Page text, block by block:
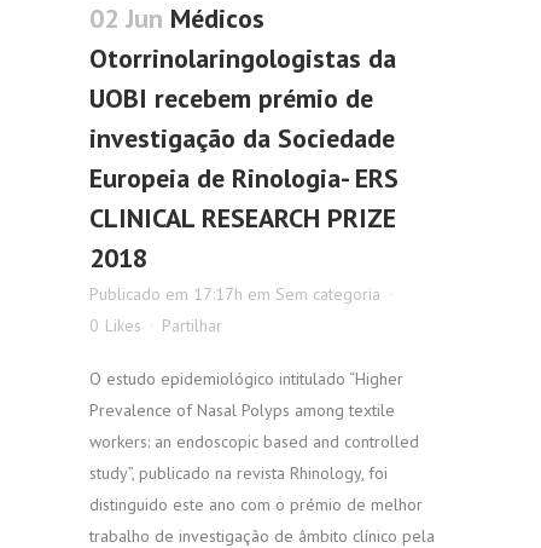
02 Jun Médicos
Otorrinolaringologistas da
UOBI recebem prémio de
investigação da Sociedade
Europeia de Rinologia- ERS
CLINICAL RESEARCH PRIZE
2018
Publicado em 17:17h em Sem categoria
0 Likes Partilhar
O estudo epidemiológico intitulado “Higher
Prevalence of Nasal Polyps among textile
workers: an endoscopic based and controlled
study”, publicado na revista Rhinology, foi
distinguido este ano com o prémio de melhor
trabalho de investigação de âmbito clínico pela